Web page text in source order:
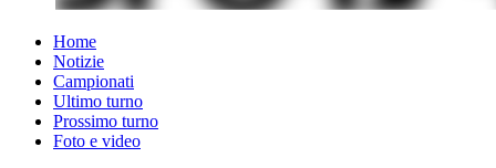
Home
Notizie
Campionati
Ultimo turno
Prossimo turno
Foto e video